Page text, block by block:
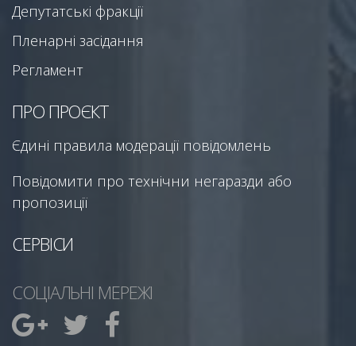
Депутатські фракції
Пленарні засідання
Регламент
ПРО ПРОЄКТ
Єдині правила модерації повідомлень
Повідомити про технічни негаразди або
пропозиції
СЕРВІСИ
СОЦІАЛЬНІ МЕРЕЖІ